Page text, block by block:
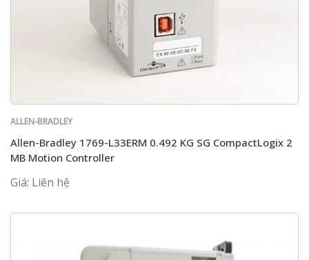
ALLEN-BRADLEY
Allen-Bradley 1769-L33ERM 0.492 KG SG CompactLogix 2
MB Motion Controller
Giá: Liên hệ